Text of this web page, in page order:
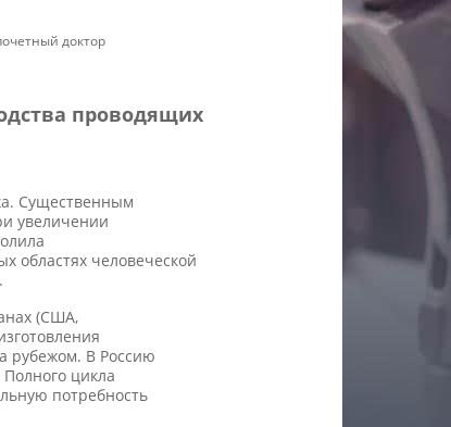
доктор
проводящих
Существенным
увеличении
областях человеческой
(США,
рубежом. В Россию
цикла
потребность